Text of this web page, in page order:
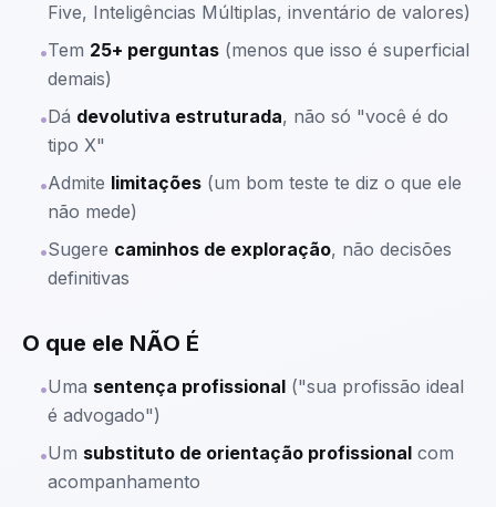
Five, Inteligências Múltiplas, inventário de valores)
•Tem 25+ perguntas (menos que isso é superficial
demais)
•Dá devolutiva estruturada, não só "você é do
tipo X"
•Admite limitações (um bom teste te diz o que ele
não mede)
•Sugere caminhos de exploração, não decisões
definitivas
O que ele NÃO É
•Uma sentença profissional ("sua profissão ideal
é advogado")
•Um substituto de orientação profissional com
acompanhamento